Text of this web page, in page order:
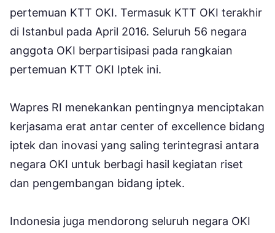
pertemuan KTT OKI. Termasuk KTT OKI terakhir
di Istanbul pada April 2016. Seluruh 56 negara
anggota OKI berpartisipasi pada rangkaian
pertemuan KTT OKI Iptek ini.
Wapres RI menekankan pentingnya menciptakan
kerjasama erat antar center of excellence bidang
iptek dan inovasi yang saling terintegrasi antara
negara OKI untuk berbagi hasil kegiatan riset
dan pengembangan bidang iptek.
Indonesia juga mendorong seluruh negara OKI